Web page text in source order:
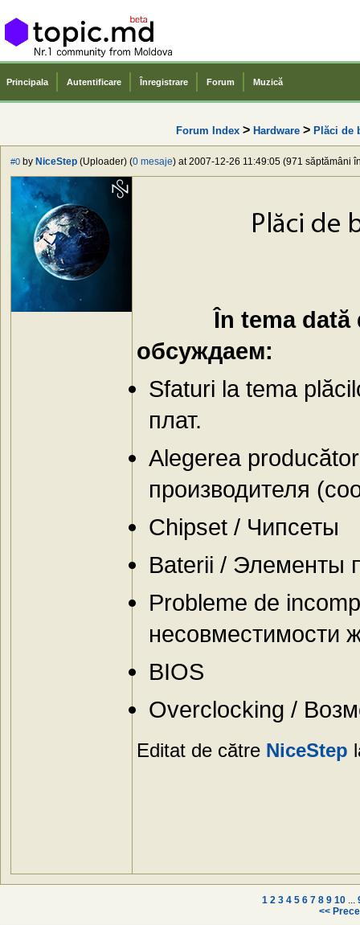
Principala Autentificare Înregistrare Forum Muzică
Forum Index> Hardware> Plăci de
#0 by NiceStep (Uploader) (0 mesaje) at 2007-12-26 11:49:05 (971 săptămâni
În tema dată
обсуждаем:
Sfaturi la tema
плат.
Alegerea
производителя
Chipset / Чипсеты
Baterii / Элементы
Probleme de
несовместимости
BIOS
Overclocking /
Editat de către NiceStep
1 2 3 4 5 6 7 8 9 10 ...
<<